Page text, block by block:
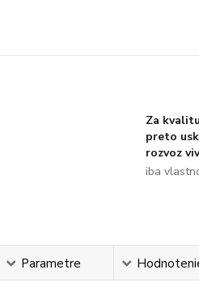
Za
preto
rozvoz
iba
Parametre